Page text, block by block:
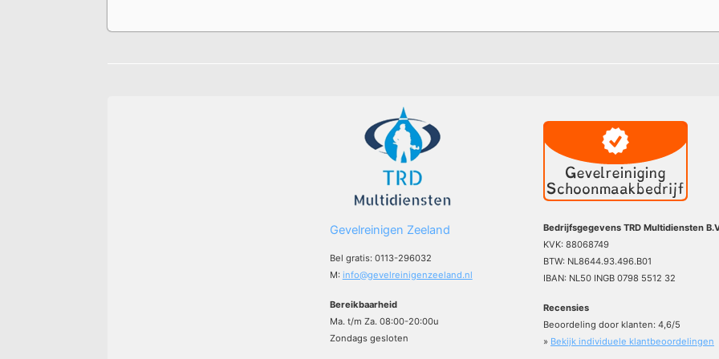
Gevelreinigen Zeeland
Bel gratis: 0113-296032
M: info@gevelreinigenzeeland.nl
Bereikbaarheid
Ma. t/m Za. 08:00-20:00u
Zondags gesloten
Bedrijfsgegevens TRD Multidiensten
KVK: 88068749
BTW: NL8644.93.496.B01
IBAN: NL50 INGB 0798 5512 32
Recensies
Beoordeling door klanten: 4,6/5
» Bekijk individuele klantbeoordelingen